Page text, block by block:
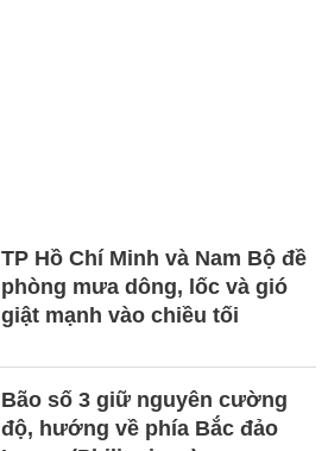
TP Hồ Chí Minh và Nam Bộ đề
phòng mưa dông, lốc và gió
giật mạnh vào chiều tối
Bão số 3 giữ nguyên cường
độ, hướng về phía Bắc đảo